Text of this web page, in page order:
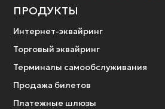
ПРОДУКТЫ
Интернет-эквайринг
Торговый эквайринг
Терминалы самообслуживания
Продажа билетов
Платежные шлюзы